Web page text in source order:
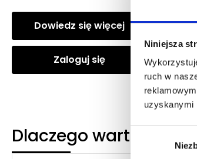
Niniejsza
ruch w
uzyskanymi
Dowiedz się więcej
Zaloguj się
Dlaczego warto?